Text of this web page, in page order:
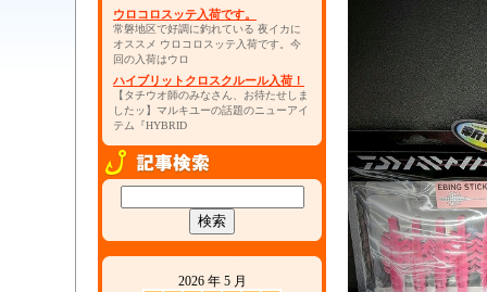
ウロコロスッテ入荷です。
常磐地区で好調に釣れている 夜イカに
オススメ ウロコロスッテ入荷です。今
回の入荷はウロ
ハイブリットクロスクルール入荷！
【タチウオ師のみなさん、お待たせしま
したッ】マルキユーの話題のニューアイ
テム『HYBRID
2026 年 5 月